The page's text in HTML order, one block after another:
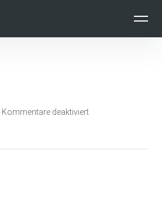
Kommentare deaktiviertfür